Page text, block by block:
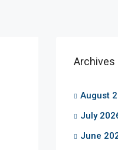
Archives
August
July
June